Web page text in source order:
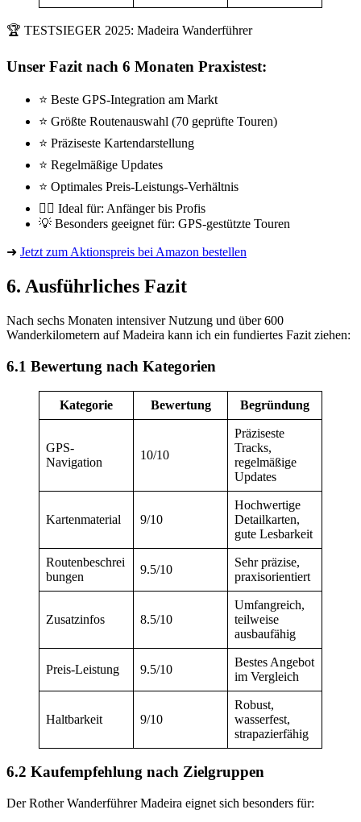
🏆 TESTSIEGER 2025: Madeira Wanderführer
Unser Fazit nach 6 Monaten Praxistest:
⭐ Beste GPS-Integration am Markt
⭐ Größte Routenauswahl (70 geprüfte Touren)
⭐ Präziseste Kartendarstellung
⭐ Regelmäßige Updates
⭐ Optimales Preis-Leistungs-Verhältnis
🏃‍♂️ Ideal für: Anfänger bis Profis
💡 Besonders geeignet für: GPS-gestützte Touren
➜ Jetzt zum Aktionspreis bei Amazon bestellen
6. Ausführliches Fazit
Nach sechs Monaten intensiver Nutzung und über 600
Wanderkilometern auf Madeira kann ich ein fundiertes Fazit ziehen:
6.1 Bewertung nach Kategorien
Kategorie Bewertung Begründung
GPS-
Navigation
10/10
Präziseste
Tracks,
regelmäßige
Updates
Kartenmaterial 9/10
Hochwertige
Detailkarten,
gute Lesbarkeit
Routenbeschrei
bungen
9.5/10
Sehr präzise,
praxisorientiert
Zusatzinfos 8.5/10
Umfangreich,
teilweise
ausbaufähig
Preis-Leistung 9.5/10
Bestes Angebot
im Vergleich
Haltbarkeit 9/10
Robust,
wasserfest,
strapazierfähig
6.2 Kaufempfehlung nach Zielgruppen
Der Rother Wanderführer Madeira eignet sich besonders für: